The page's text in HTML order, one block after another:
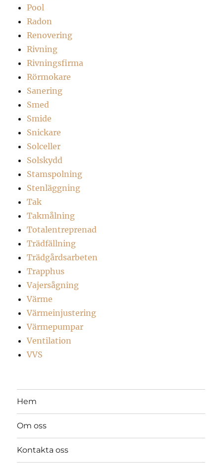
Pool
Radon
Renovering
Rivning
Rivningsfirma
Rörmokare
Sanering
Smed
Smide
Snickare
Solceller
Solskydd
Stamspolning
Stenläggning
Tak
Takmålning
Totalentreprenad
Trädfällning
Trädgårdsarbeten
Trapphus
Vajersågning
Värme
Värmeinjustering
Värmepumpar
Ventilation
VVS
Hem
Om oss
Kontakta oss